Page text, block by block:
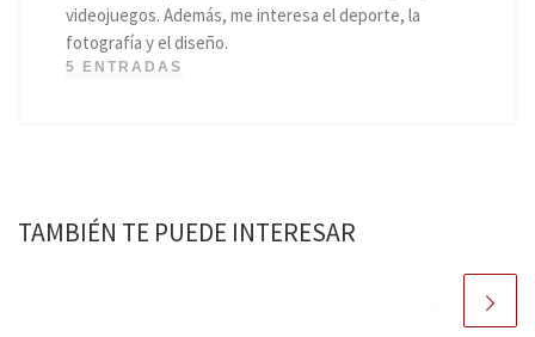
videojuegos. Además, me interesa el deporte, la
fotografía y el diseño.
5 ENTRADAS
TAMBIÉN TE PUEDE INTERESAR